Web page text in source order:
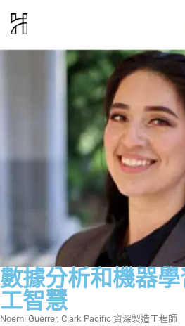
數據分析和機器
工智慧
Noemi Guerrer, Clark Pacific 資深製造工程師